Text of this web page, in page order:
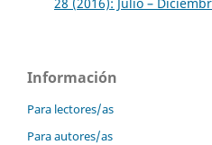
28 (2016): Julio –
Información
Para lectores/as
Para autores/as